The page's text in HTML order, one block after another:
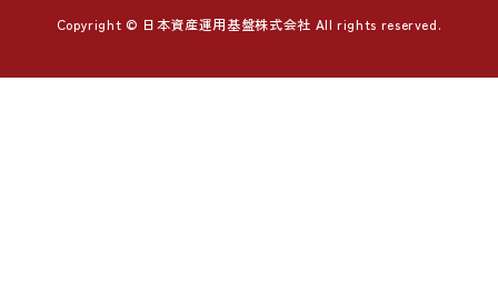
Copyright © 日本資産運用基盤株式会社 All rights reserved.